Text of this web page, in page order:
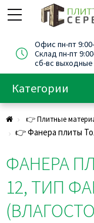
Офис пн-пт
Склад пн-пт
сб-вс выходные
Категории
👉 Плитные
👉 Фанера плиты
ФАНЕРА
12, ТИП